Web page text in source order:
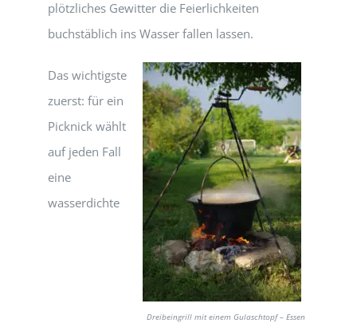
plötzliches Gewitter die Feierlichkeiten
buchstäblich ins Wasser fallen lassen.
Dreibeingrill mit einem Gulaschtopf – Essen
Das wichtigste
zuerst: für ein
Picknick wählt
auf jeden Fall
eine
wasserdichte